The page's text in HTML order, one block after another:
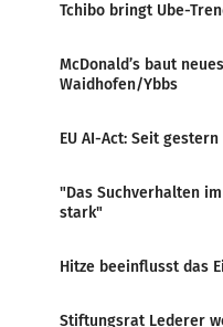
Tchibo bringt Ube-
McDonald’s baut
Waidhofen/Ybbs
EU AI-Act: Seit
"Das Suchverhalten
stark"
Hitze beeinflusst das
Stiftungsrat Lederer